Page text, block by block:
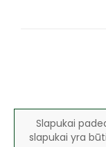
Slapukai
slapukai yra